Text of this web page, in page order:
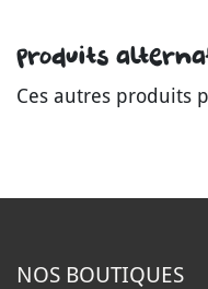
Produits
Ces autres produits
NOS BOUTIQUES